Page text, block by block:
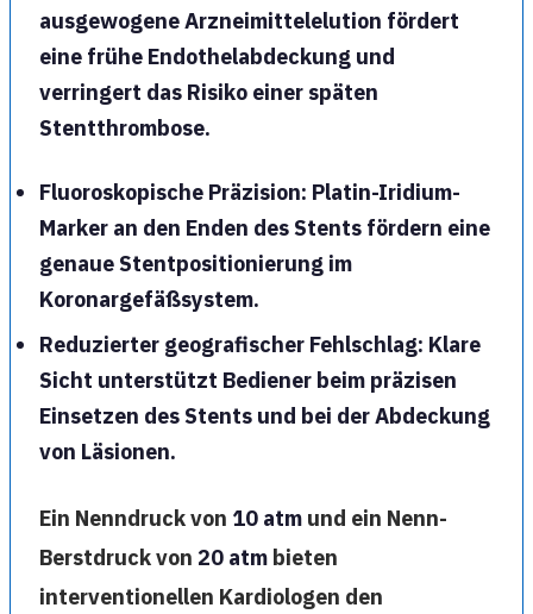
ausgewogene Arzneimittelelution fördert
eine frühe Endothelabdeckung und
verringert das Risiko einer späten
Stentthrombose.
Fluoroskopische Präzision: Platin-Iridium-
Marker an den Enden des Stents fördern eine
genaue Stentpositionierung im
Koronargefäßsystem.
Reduzierter geografischer Fehlschlag: Klare
Sicht unterstützt Bediener beim präzisen
Einsetzen des Stents und bei der Abdeckung
von Läsionen.
Ein Nenndruck von 10 atm und ein Nenn-
Berstdruck von 20 atm bieten
interventionellen Kardiologen den